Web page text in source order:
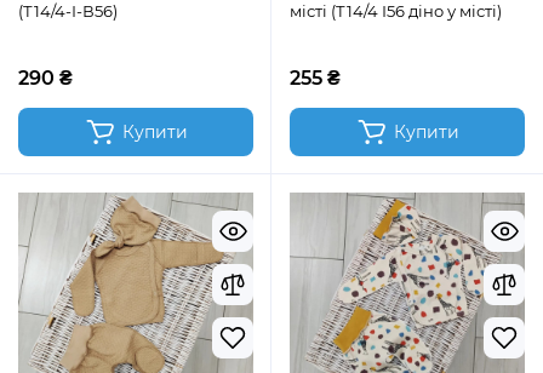
(Т14/4-І-В56)
290 ₴
Купити
місті (Т14/4 І56 діно у місті)
255 ₴
Купити